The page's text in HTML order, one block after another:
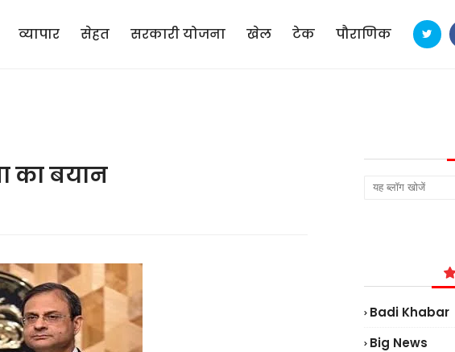
व्यापार सेहत सरकारी योजना खेल टेक पौराणिक
का बयान
Badi Khabar
Big News